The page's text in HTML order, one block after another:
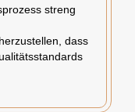
streng
dass